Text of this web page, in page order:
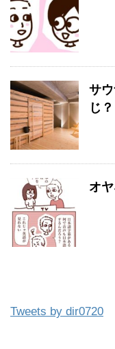
サ
じ
オ
Tweets by dir0720